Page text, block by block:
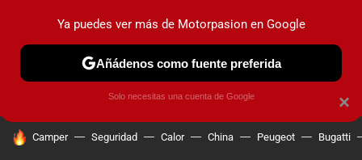
PRUEBAS COCHES ELÉCTRICOS OBSERVATORIO
HOY SE HABLA DE
Camper Seguridad Calor China Peugeot Bugatti
×
Ya puedes ver más de Motorpasion en Google
Añádenos como fuente preferida
Solo necesitas una cuenta de Google